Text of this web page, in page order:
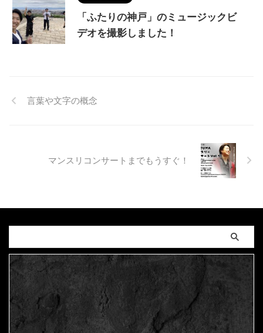
「ふたりの神戸」のミュージックビ
デオを撮影しました！
言葉や文字の概念
マンスリコンサートまでもうすぐ！